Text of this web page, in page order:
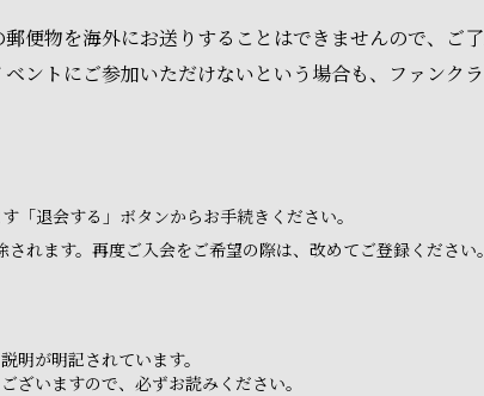
便物を海外にお送りすることはできませんので、ご了
ントにご参加いただけないという場合も、ファンク
「退会する」ボタンからお手続きください。
れます。再度ご入会をご希望の際は、改めてご登録ください。
明が明記されています。
ざいますので、必ずお読みください。